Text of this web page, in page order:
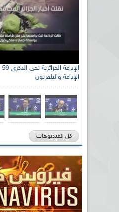
الإذاعة والتلفزيون
كل الفيديوهات